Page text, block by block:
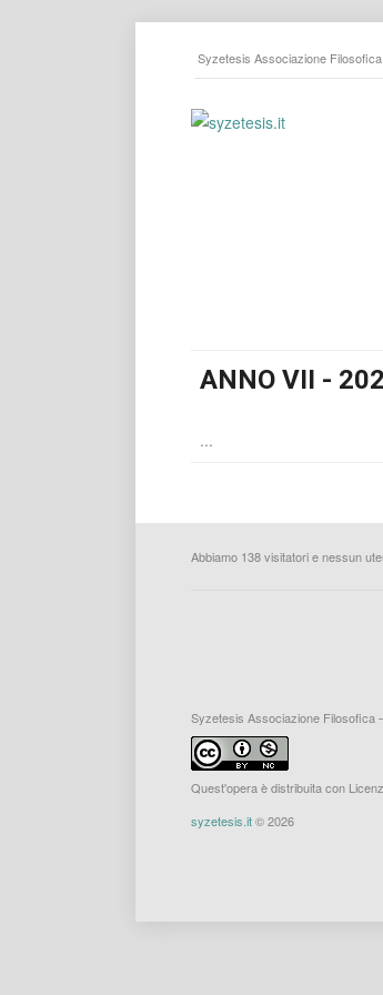
Syzetesis Associazione
ANNO VII -
...
Abbiamo 138 visitatori e nessun
Syzetesis Associazione Filosofica
Quest'opera è distribuita con
syzetesis.it© 2026